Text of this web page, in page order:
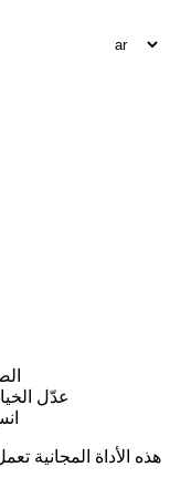
عدّل
هذه الأداة المجانية